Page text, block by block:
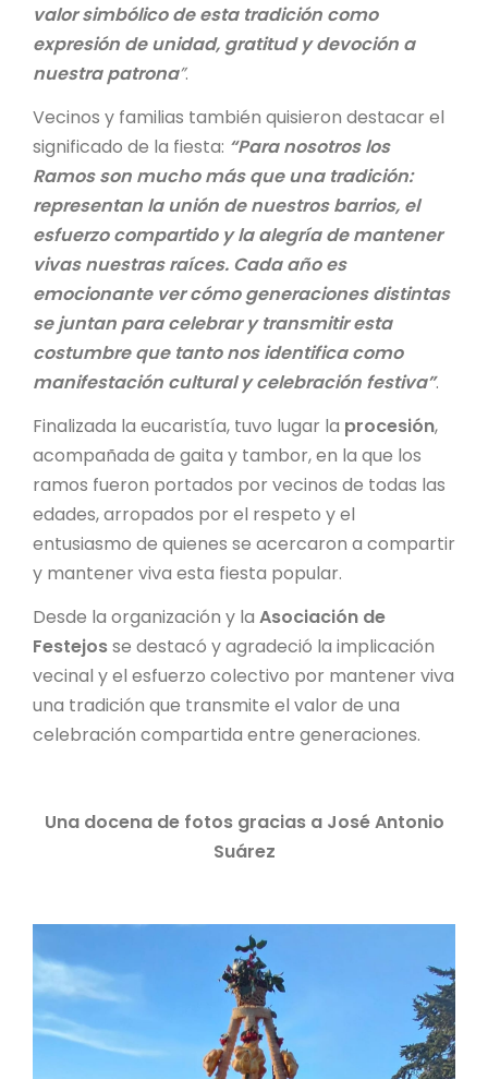
valor simbólico de esta tradición como
expresión de unidad, gratitud y devoción a
nuestra patrona”.
Vecinos y familias también quisieron destacar el
significado de la fiesta: “Para nosotros los
Ramos son mucho más que una tradición:
representan la unión de nuestros barrios, el
esfuerzo compartido y la alegría de mantener
vivas nuestras raíces. Cada año es
emocionante ver cómo generaciones distintas
se juntan para celebrar y transmitir esta
costumbre que tanto nos identifica como
manifestación cultural y celebración festiva”.
Finalizada la eucaristía, tuvo lugar la procesión,
acompañada de gaita y tambor, en la que los
ramos fueron portados por vecinos de todas las
edades, arropados por el respeto y el
entusiasmo de quienes se acercaron a compartir
y mantener viva esta fiesta popular.
Desde la organización y la Asociación de
Festejosse destacó y agradeció la implicación
vecinal y el esfuerzo colectivo por mantener viva
una tradición que transmite el valor de una
celebración compartida entre generaciones.
Una docena de fotos gracias a José Antonio
Suárez